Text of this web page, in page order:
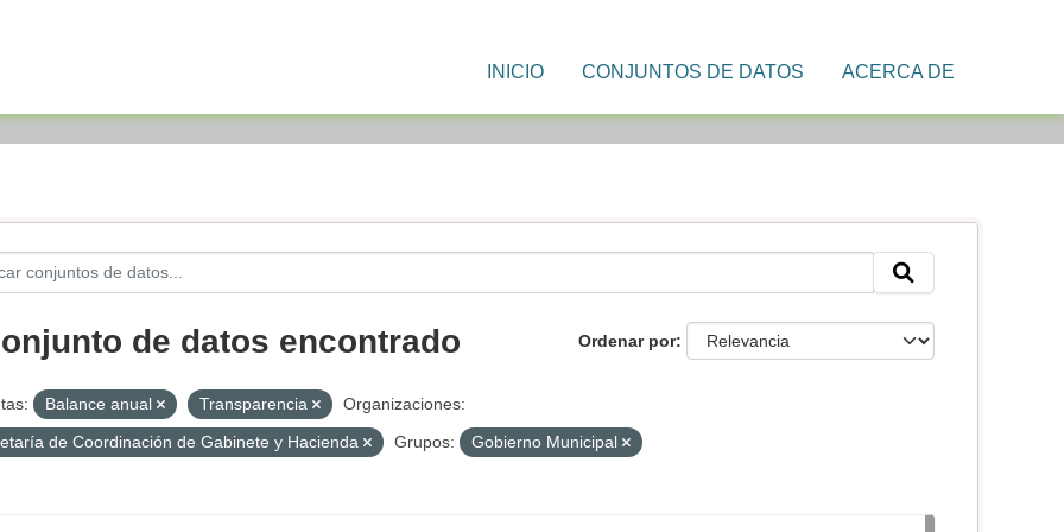
INICIO CONJUNTOS DE DATOS ACERCA DE
Ordenar por
de datos encontrado
Balance anual Transparencia
Organizaciones:
de Coordinación de Gabinete y Hacienda
Grupos: Gobierno Municipal